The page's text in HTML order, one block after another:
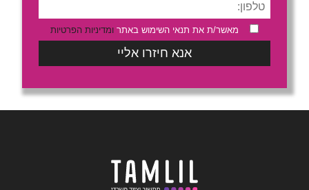
מאשר/ת את תנאי השימוש באתר ומדיניות הפרטיות